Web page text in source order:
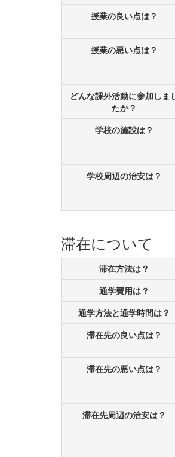
授業の良い点は？
授業の悪い点は？
どんな課外活動に参加しま
たか？
学校の施設は？
学校周辺の治安は？
滞在について
滞在方法は？
通学費用は？
通学方法と通学時間は？
滞在先の良い点は？
滞在先の悪い点は？
滞在先周辺の治安は？